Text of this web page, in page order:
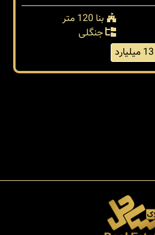
بنا 120 متر
جنگلی
13 میلیارد